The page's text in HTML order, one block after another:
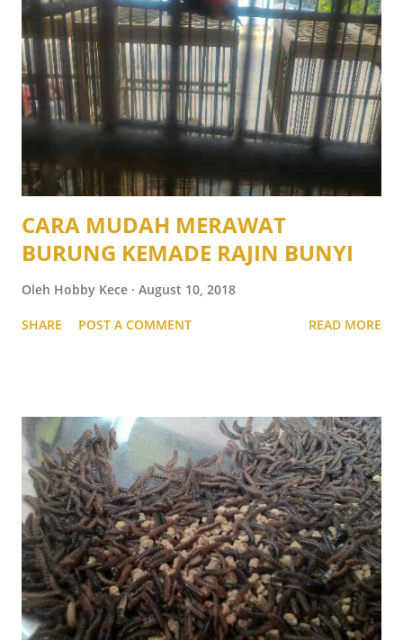
CARA MUDAH MERAWAT
BURUNG KEMADE RAJIN BUNYI
Oleh Hobby Kece August 10, 2018
SHARE POST A COMMENT READ MORE